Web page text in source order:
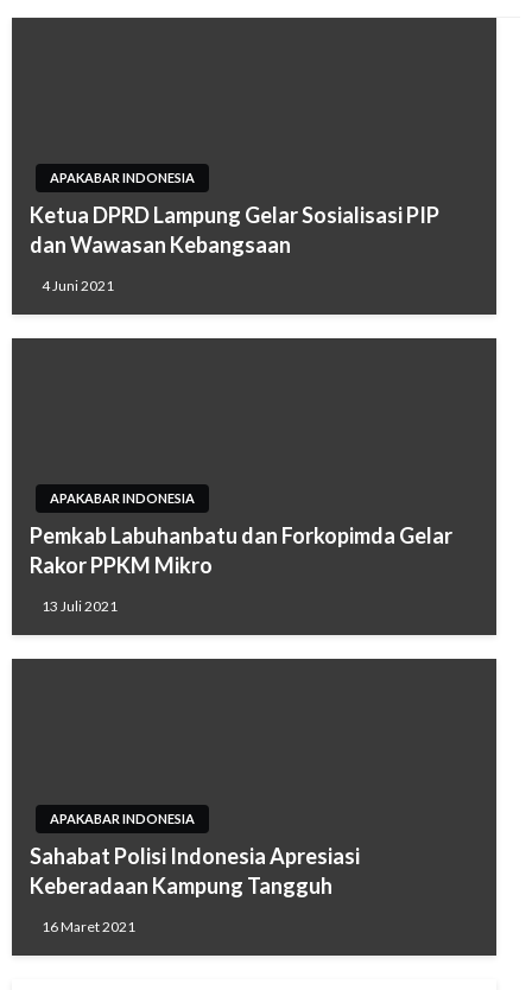
APAKABAR INDONESIA
Ketua DPRD Lampung Gelar Sosialisasi PIP
dan Wawasan Kebangsaan
4 Juni 2021
APAKABAR INDONESIA
Pemkab Labuhanbatu dan Forkopimda Gelar
Rakor PPKM Mikro
13 Juli 2021
APAKABAR INDONESIA
Sahabat Polisi Indonesia Apresiasi
Keberadaan Kampung Tangguh
16 Maret 2021